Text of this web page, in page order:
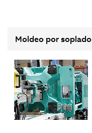
Moldeo por soplado